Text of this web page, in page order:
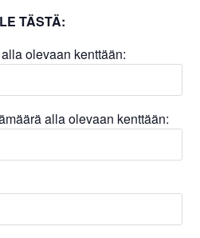
TÄSTÄ:
olevaan kenttään:
alla olevaan kenttään: